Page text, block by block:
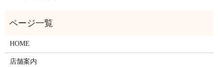
HOME
店舗案内